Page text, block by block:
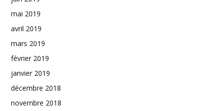
mai 2019
avril 2019
mars 2019
février 2019
janvier 2019
décembre 2018
novembre 2018